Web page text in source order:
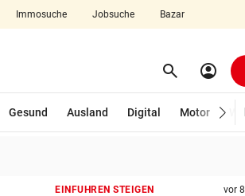
Immosuche Jobsuche Bazar
search Suchen
account_circle
Gesund Ausland Digital Motor
EINFUHREN STEIGEN vor